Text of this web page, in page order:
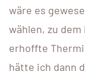
wäre es
wählen, zu
erhoffte
hätte ich dann